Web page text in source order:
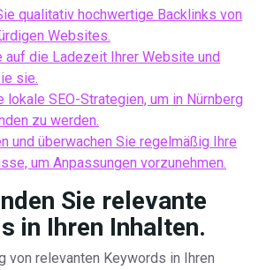
qualitativ hochwertige Backlinks von
Websites.
auf die Ladezeit Ihrer Website und
sie.
lokale SEO-Strategien, um in Nürnberg
zu werden.
und überwachen Sie regelmäßig Ihre
um Anpassungen vorzunehmen.
Sie relevante
in Ihren Inhalten.
von relevanten Keywords in Ihren